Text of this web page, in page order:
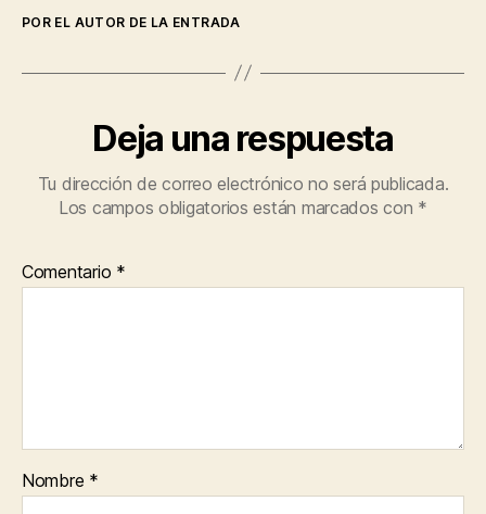
POR EL AUTOR DE LA ENTRADA
Deja una respuesta
Tu dirección de correo electrónico no será publicada.
Los campos obligatorios están marcados con *
Comentario *
Nombre *